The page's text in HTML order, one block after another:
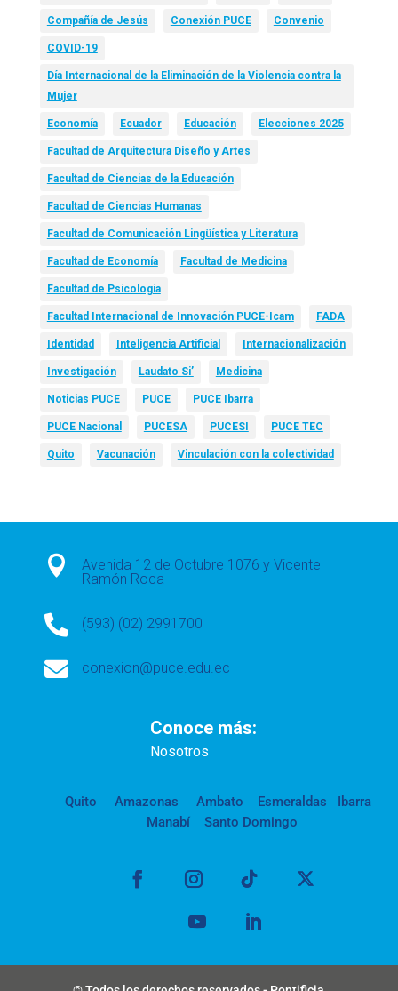
Compañía de Jesús Conexión PUCE Convenio
COVID-19
Día Internacional de la Eliminación de la Violencia contra la
Mujer
Economía Ecuador Educación Elecciones 2025
Facultad de Arquitectura Diseño y Artes
Facultad de Ciencias de la Educación
Facultad de Ciencias Humanas
Facultad de Comunicación Lingüística y Literatura
Facultad de Economía Facultad de Medicina
Facultad de Psicología
Facultad Internacional de Innovación PUCE-Icam FADA
Identidad Inteligencia Artificial Internacionalización
Investigación Laudato Si’ Medicina
Noticias PUCE PUCE PUCE Ibarra
PUCE Nacional PUCESA PUCESI PUCE TEC
Quito Vacunación Vinculación con la colectividad

Avenida 12 de Octubre 1076 y Vicente
Ramón Roca
 (593) (02) 2991700
 conexion@puce.edu.ec
Conoce más:
Nosotros
Quito Amazonas Ambato Esmeraldas
Ibarra
Manabí
Santo Domingo